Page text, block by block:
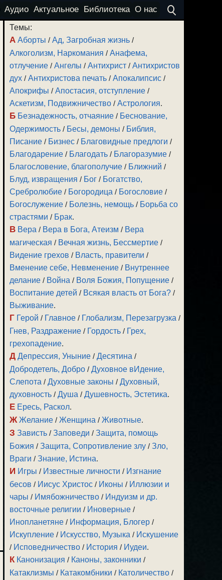
Аудио Актуальное Библиотека О нас
Темы:
А Аборты /Ад, Загробная жизнь /
Алкоголизм, Наркомания /Анафема,
отлучение /Ангелы /Антихрист /Антихристов
дух /Антихристова печать /Апокалипсис /
Апокрифы /Апостасия, отступление /
Аскетизм, Подвижничество /Астрология.
Б Безнадежность, отчаяние / Беснование,
Одержимость / Бесы, демоны / Библия,
Писание / Бизнес / Благовидные предлоги /
Благодарение / Благодать / Благоразумие /
Благословение, благополучие / Ближний /
Блуд, извращения / Бог / Богатство,
Сребролюбие / Богородица / Богословие /
Богослужение / Болезнь, немощь / Борьба со
страстями / Брак.
В Вера / Вера в Бога, Атеизм / Вера
магическая / Вечная жизнь, Бессмертие /
Видение грехов / Власть, правители /
Вменение себе, Невменение / Внутреннее
делание / Война / Воля Божия, Попущение /
Воспитание детей / Всякая власть от Бога? /
Выживание.
Г Герой / Главное / Глобализм, Перезагрузка /
Гнев, Раздражение / Гордость / Грех,
грехопадение.
Д Депрессия, Уныние /Десятина /
Добродетель, Добро /Духовное вИдение,
Слепота /Духовные законы /Духовный,
духовность /Душа /Душевность, Эстетика.
Е Ересь, Раскол.
Ж Желание /Женщина /Животные.
З Зависть /Заповеди /Защита, помощь
Божия /Защита, Сопротивление злу /Зло,
Враги /Знание, Истина.
И Игры / Известные личности / Изгнание
бесов / Иисус Христос / Иконы / Иллюзии и
чары / Имябожничество / Индуизм и др.
восточные религии / Иноверные /
Инопланетяне / Информация, Блогер /
Искупление / Искусство, Музыка / Искушение
/ Исповедничество / История / Иудеи.
К Канонизация / Каноны, законники /
Катаклизмы / Катакомбники / Католичество /